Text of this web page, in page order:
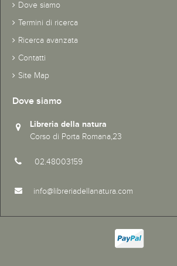
Dove siamo
Termini di ricerca
Ricerca avanzata
Contatti
Site Map
Dove siamo
Libreria della natura
Corso di Porta Romana,23
02.48003159
info@libreriadellanatura.com